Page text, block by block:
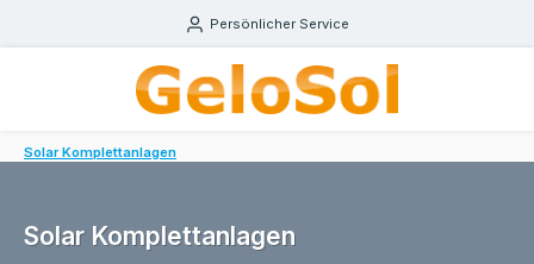
Zum Hauptinhalt springen Persönlicher Service
Solar Komplettanlagen
Solar Komplettanlagen